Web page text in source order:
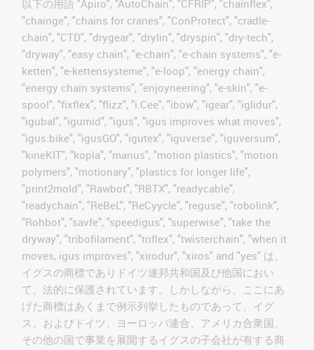
以下の用語 "Apiro", "AutoChain", "CFRIP", "chainflex",
"chainge", "chains for cranes", "ConProtect", "cradle-
chain", "CTD", "drygear", "drylin", "dryspin", "dry-tech",
"dryway", "easy chain", "e-chain", "e-chain systems", "e-
ketten", "e-kettensysteme", "e-loop", "energy chain",
"energy chain systems", "enjoyneering", "e-skin", "e-
spool", "fixflex", "flizz", "i.Cee", "ibow", "igear", "iglidur",
"igubal", "igumid", "igus", "igus improves what moves",
"igus:bike", "igusGO", "igutex", "iguverse", "iguversum",
"kineKIT", "kopla", "manus", "motion plastics", "motion
polymers", "motionary", "plastics for longer life",
"print2mold", "Rawbot", "RBTX", "readycable",
"readychain", "ReBeL", "ReCyycle", "reguse", "robolink",
"Rohbot", "savfe", "speedigus", "superwise", "take the
dryway", "tribofilament", "triflex", "twisterchain", "when it
moves, igus improves", "xirodur", "xiros" and "yes" は、
イグスの商標でありドイツ連邦共和国及び他国におい
て、法的に保護されています。しかしながら、ここにあ
げた商標はあくまで例示列挙したものであって、イグ
ス、およびドイツ、ヨーロッパ連合、アメリカ合衆国、
その他の国で事業を展開するイグスの子会社が有する商